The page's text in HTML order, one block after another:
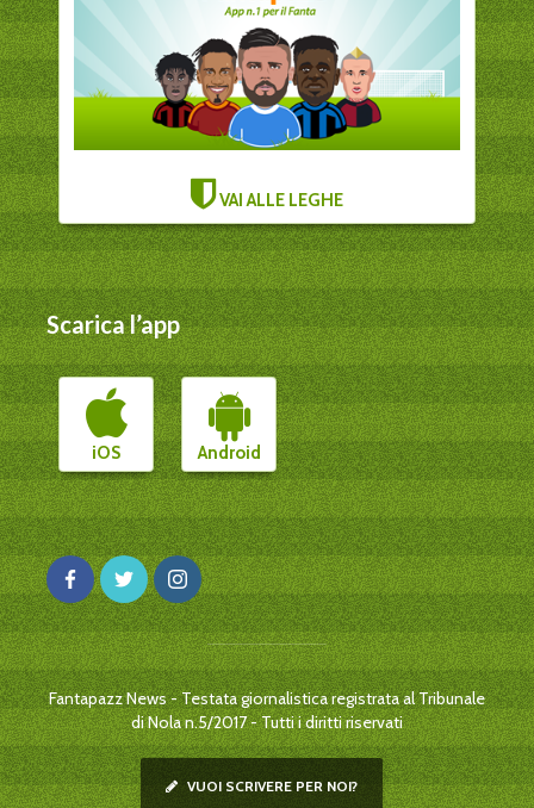
VAI ALLE LEGHE
Scarica l’app
iOS Android
Fantapazz News - Testata giornalistica registrata al Tribunale
di Nola n.5/2017 - Tutti i diritti riservati
VUOI SCRIVERE PER NOI?